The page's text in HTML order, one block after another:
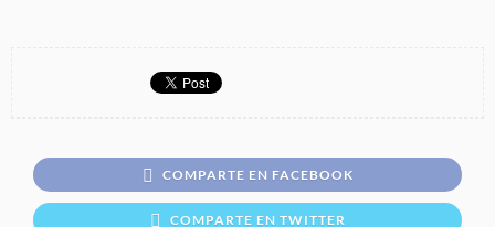
COMPARTE EN FACEBOOK
COMPARTE EN TWITTER